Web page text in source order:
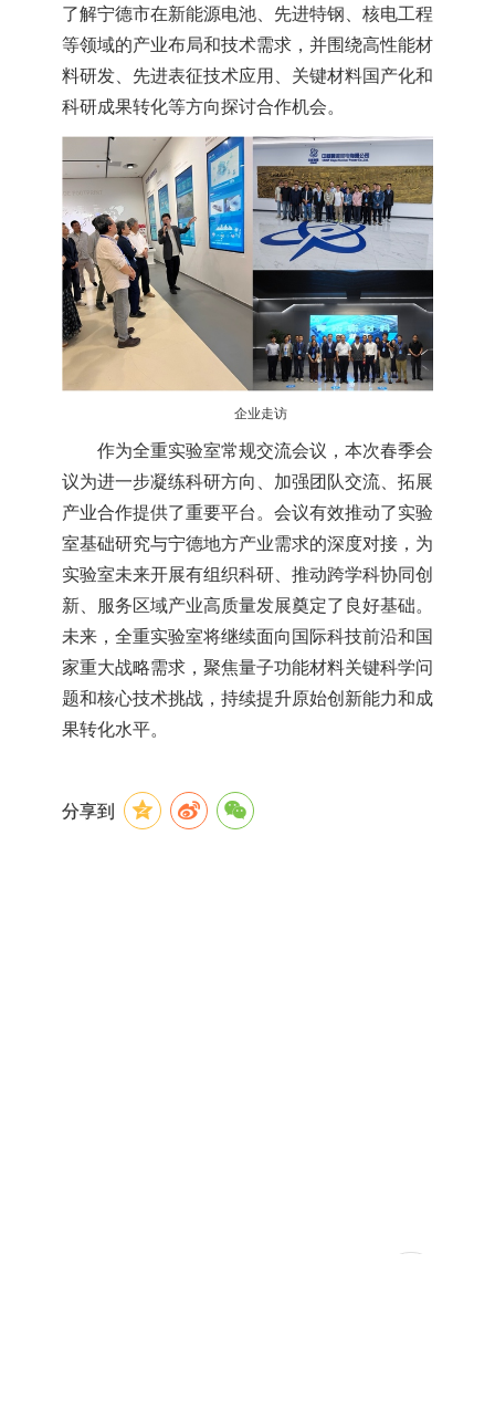
了解宁德市在新能源电池、先进特钢、核电工程
等领域的产业布局和技术需求，并围绕高性能材
料研发、先进表征技术应用、关键材料国产化和
科研成果转化等方向探讨合作机会。
企业走访
作为全重实验室常规交流会议，本次春季会
议为进一步凝练科研方向、加强团队交流、拓展
产业合作提供了重要平台。会议有效推动了实验
室基础研究与宁德地方产业需求的深度对接，为
实验室未来开展有组织科研、推动跨学科协同创
新、服务区域产业高质量发展奠定了良好基础。
未来，全重实验室将继续面向国际科技前沿和国
家重大战略需求，聚焦量子功能材料关键科学问
题和核心技术挑战，持续提升原始创新能力和成
果转化水平。
分享到